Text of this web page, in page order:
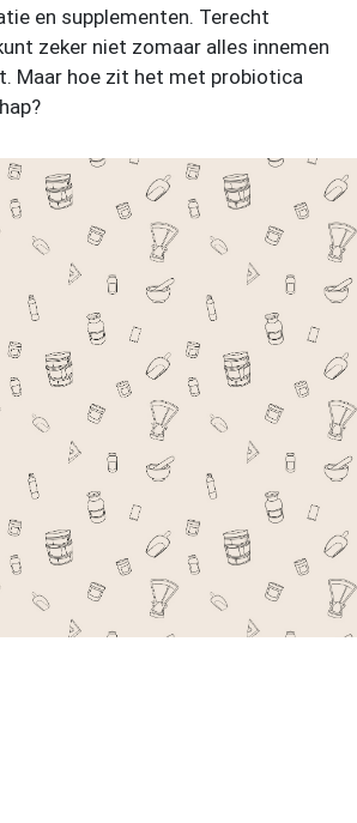
en supplementen. Terecht
zeker niet zomaar alles innemen
Maar hoe zit het met probiotica